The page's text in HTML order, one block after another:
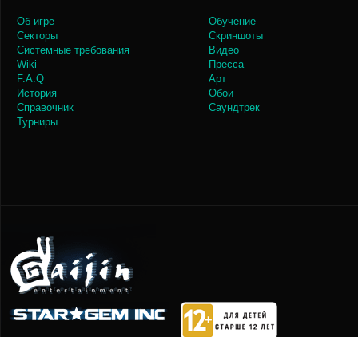
Об игре
Секторы
Системные требования
Wiki
F.A.Q
История
Справочник
Турниры
Обучение
Скриншоты
Видео
Пресса
Арт
Обои
Саундтрек